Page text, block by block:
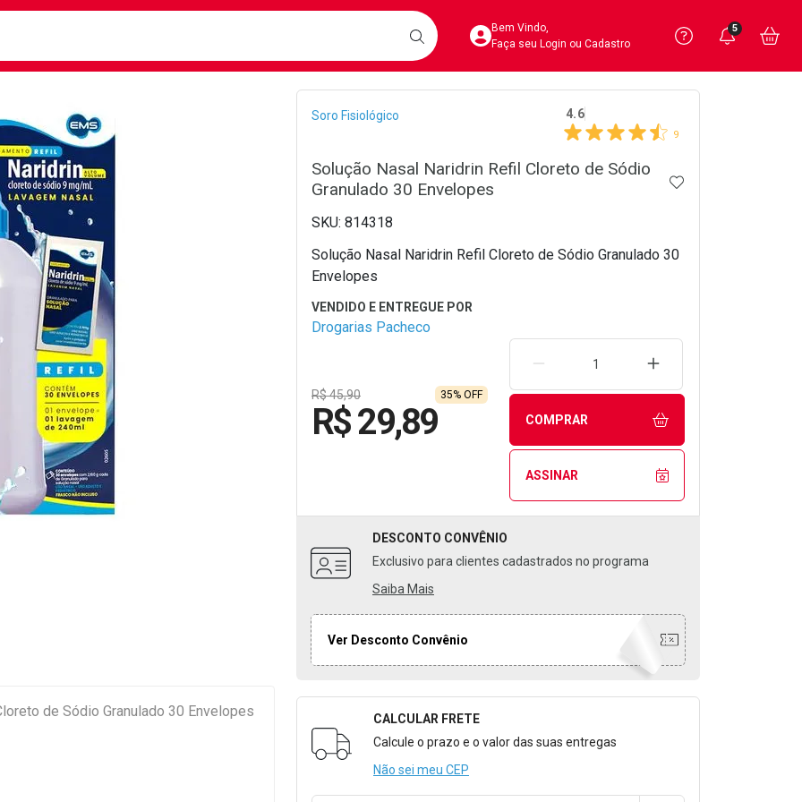
BUSCARAcesse sua Conta
Bem Vindo,
Faça seu Login ou Cadastro
Precisa
Ver Recursos
Você
5
Breadcrumb
Soro Fisiológico 4.6
9
Solução Nasal Naridrin Refil Cloreto de Sódio
Granulado 30 Envelopes
ADICIONAR AOS
814318
Solução Nasal Naridrin Refil Cloreto de Sódio Granulado 30
Envelopes
Drogarias Pacheco
R$ 45,90 35% OFF
R$ 29,89
REMOVER UMA UNIDADEAUMENTAR UMA
COMPRAR
ASSINAR
DESCONTO CONVÊNIO
Exclusivo para clientes cadastrados no programa
Saiba Mais
Ver Desconto Convênio
Formulário para Calcular o Frete
CALCULAR FRETE
Calcule o prazo e o valor das suas entregas
Não sei meu CEP
de Sódio Granulado 30 Envelopes